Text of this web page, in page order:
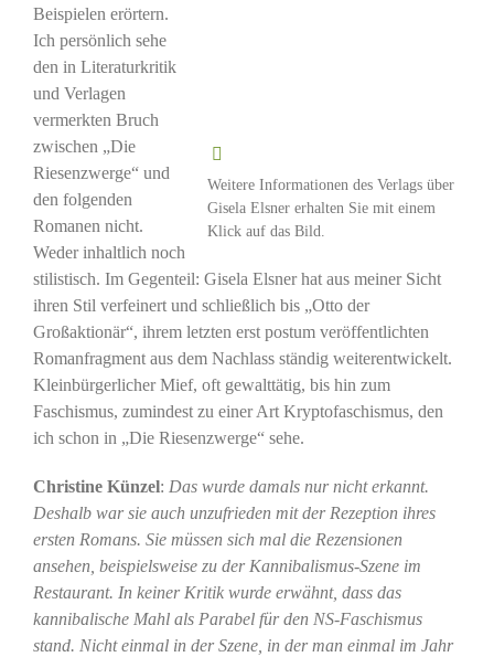
Weitere Informationen des Verlags über
Gisela Elsner erhalten Sie mit einem
Klick auf das Bild.
Beispielen erörtern.
Ich persönlich sehe
den in Literaturkritik
und Verlagen
vermerkten Bruch
zwischen „Die
Riesenzwerge“ und
den folgenden
Romanen nicht.
Weder inhaltlich noch
stilistisch. Im Gegenteil: Gisela Elsner hat aus meiner Sicht
ihren Stil verfeinert und schließlich bis „Otto der
Großaktionär“, ihrem letzten erst postum veröffentlichten
Romanfragment aus dem Nachlass ständig weiterentwickelt.
Kleinbürgerlicher Mief, oft gewalttätig, bis hin zum
Faschismus, zumindest zu einer Art Kryptofaschismus, den
ich schon in „Die Riesenzwerge“ sehe.
Christine Künzel: Das wurde damals nur nicht erkannt.
Deshalb war sie auch unzufrieden mit der Rezeption ihres
ersten Romans. Sie müssen sich mal die Rezensionen
ansehen, beispielsweise zu der Kannibalismus-Szene im
Restaurant. In keiner Kritik wurde erwähnt, dass das
kannibalische Mahl als Parabel für den NS-Faschismus
stand. Nicht einmal in der Szene, in der man einmal im Jahr